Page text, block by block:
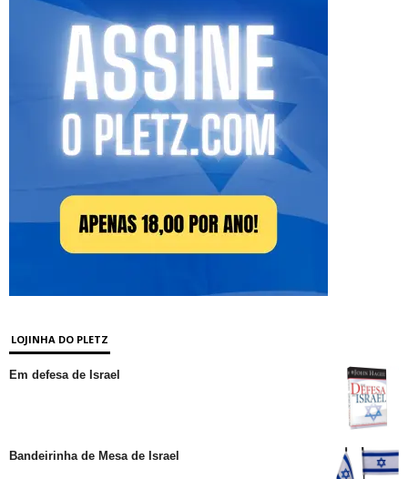
LOJINHA DO PLETZ
Em defesa de Israel
Bandeirinha de Mesa de Israel